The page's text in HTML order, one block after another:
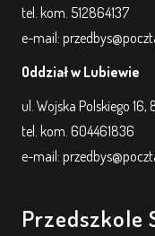
tel. kom. 512864137
e-mail:
Oddział w Lubiewie
ul. Wojska Polskiego
tel. kom. 604461836
e-mail:
Przedszkole